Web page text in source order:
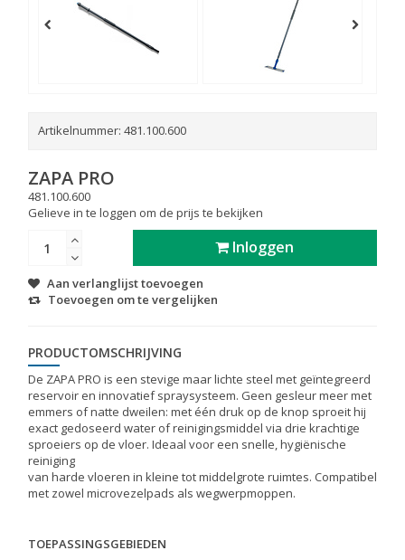
Artikelnummer: 481.100.600
ZAPA PRO
481.100.600
Gelieve in te loggen om de prijs te bekijken
Inloggen
Aan verlanglijst toevoegen
Toevoegen om te vergelijken
PRODUCTOMSCHRIJVING
De ZAPA PRO is een stevige maar lichte steel met geïntegreerd
reservoir en innovatief spraysysteem. Geen gesleur meer met
emmers of natte dweilen: met één druk op de knop sproeit hij
exact gedoseerd water of reinigingsmiddel via drie krachtige
sproeiers op de vloer. Ideaal voor een snelle, hygiënische
reiniging
van harde vloeren in kleine tot middelgrote ruimtes. Compatibel
met zowel microvezelpads als wegwerpmoppen.
TOEPASSINGSGEBIEDEN